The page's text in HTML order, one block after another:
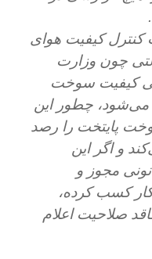
کیفیت هوای
چون وزارت
کیفیت سوخت
می‌شود، چطور این
پایتخت را رصد
و اگر این
مجوز و
کسب کرده،
صلاحیت اعلام